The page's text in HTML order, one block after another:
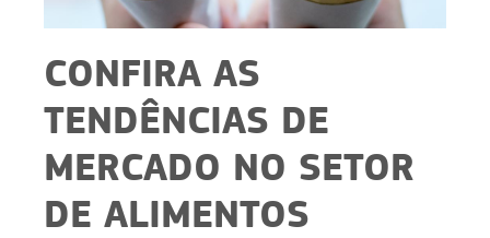
CONFIRA AS
TENDÊNCIAS DE
MERCADO NO SETOR
DE ALIMENTOS